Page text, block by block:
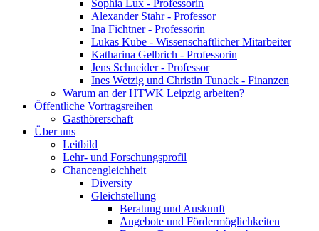
Sophia Lux - Professorin
Alexander Stahr - Professor
Ina Fichtner - Professorin
Lukas Kube - Wissenschaftlicher Mitarbeiter
Katharina Gelbrich - Professorin
Jens Schneider - Professor
Ines Wetzig und Christin Tunack - Finanzen
Warum an der HTWK Leipzig arbeiten?
Öffentliche Vortragsreihen
Gasthörerschaft
Über uns
Leitbild
Lehr- und Forschungsprofil
Chancengleichheit
Diversity
Gleichstellung
Beratung und Auskunft
Angebote und Fördermöglichkeiten